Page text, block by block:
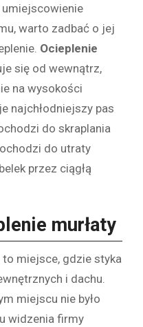
warto zadbać o jej
Ocieplenie
się od wewnątrz,
na wysokości
najchłodniejszy pas
do skraplania
do utraty
przez ciągłą
murłaty
miejsce, gdzie styka
i dachu.
miejscu nie było
widzenia firmy